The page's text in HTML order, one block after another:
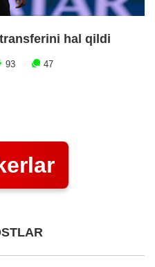
hal qildi
93 47